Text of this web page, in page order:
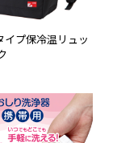
イプ保冷温リュッ